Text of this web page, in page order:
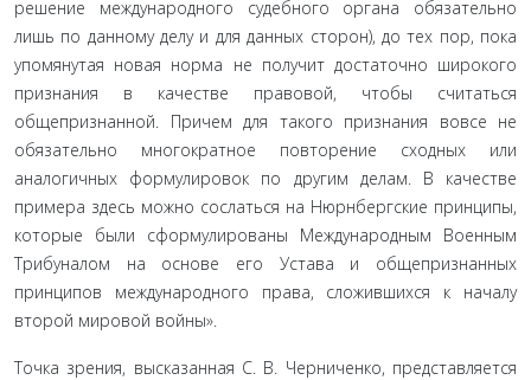
решение международного судебного органа обязательно
лишь по данному делу и для данных сторон), до тех пор, пока
упомянутая новая норма не получит достаточ­но широкого
признания в качестве правовой, чтобы считаться
общепризнанной. Причем для такого признания вовсе не
обя­зательно многократное повторение сходных или
аналогичных формулировок по другим делам. В качестве
примера здесь можно сослаться на Нюрнбергские принципы,
которые были сформулированы Международным Военным
Трибуналом на основе его Устава и общепризнанных
принципов международ­ного права, сложившихся к началу
второй мировой войны».
Точка зрения, высказанная С. В. Черниченко, представ­ляется